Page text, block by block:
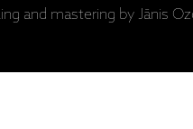
and mastering by Jānis